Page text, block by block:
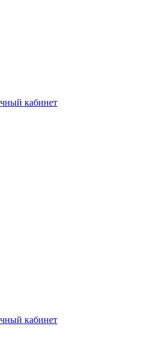
кабинет
кабинет